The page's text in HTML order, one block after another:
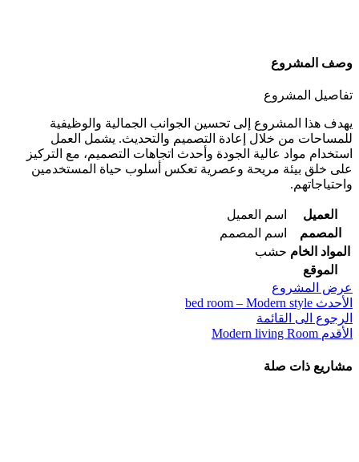
وصف المشروع
تفاصيل المشروع
يهدف هذا المشروع إلى تحسين الجوانب الجمالية والوظيفية
للمساحات من خلال إعادة التصميم والتحديث. يشمل العمل
استخدام مواد عالية الجودة وأحدث اتجاهات التصميم، مع التركيز
على خلق بيئة مريحة وعصرية تعكس أسلوب حياة المستخدمين
واحتياجاتهم.
العميل
اسم العميل
المصمم
اسم المصمم
المواد الخام حشب
الموقع
عرض المشروع
الأحدث bed room – Modern style
الرجوع الى القائمة
الأقدم Modern living Room
مشاريع ذات صلة